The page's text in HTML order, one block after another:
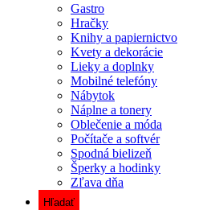
Gastro
Hračky
Knihy a papiernictvo
Kvety a dekorácie
Lieky a doplnky
Mobilné telefóny
Nábytok
Náplne a tonery
Oblečenie a móda
Počítače a softvér
Spodná bielizeň
Šperky a hodinky
Zľava dňa
Hľadať